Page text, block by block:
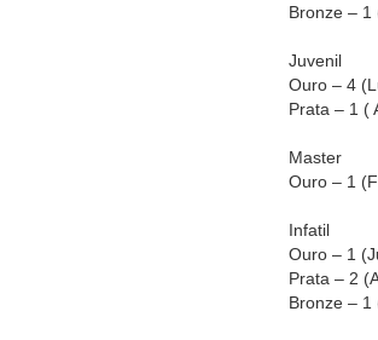
Bronze – 1
Juvenil
Ouro – 4
Prata – 1 (
Master
Ouro – 1
Infatil
Ouro – 1
Prata – 2
Bronze – 1